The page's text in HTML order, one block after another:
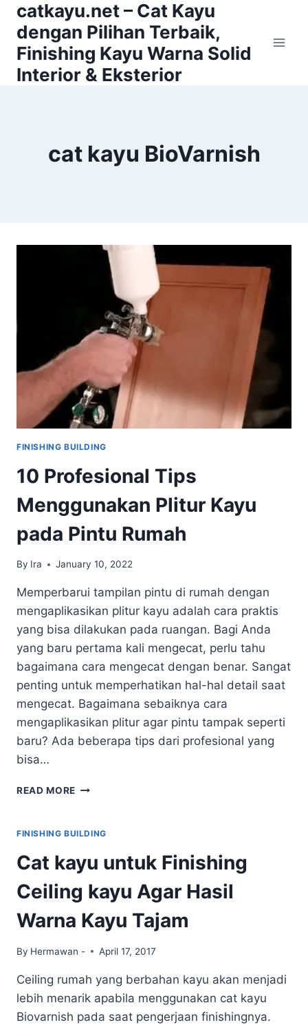
Skip
content
catkayu.net – Cat Kayu
dengan Pilihan Terbaik,
Finishing Kayu Warna Solid
Interior & Eksterior
cat kayu BioVarnish
FINISHING BUILDING
10 Profesional Tips
Menggunakan Plitur Kayu
pada Pintu Rumah
By Ira January 10, 2022
Memperbarui tampilan pintu di rumah dengan
mengaplikasikan plitur kayu adalah cara praktis
yang bisa dilakukan pada ruangan. Bagi Anda
yang baru pertama kali mengecat, perlu tahu
bagaimana cara mengecat dengan benar. Sangat
penting untuk memperhatikan hal-hal detail saat
mengecat. Bagaimana sebaiknya cara
mengaplikasikan plitur agar pintu tampak seperti
baru? Ada beberapa tips dari profesional yang
bisa…
READ MORE
MENGGUNAKAN
KAYU
PADA
PINTU
RUMAH
FINISHING BUILDING
Cat kayu untuk Finishing
Ceiling kayu Agar Hasil
Warna Kayu Tajam
By Hermawan - April 17, 2017
Ceiling rumah yang berbahan kayu akan menjadi
lebih menarik apabila menggunakan cat kayu
Biovarnish pada saat pengerjaan finishingnya.